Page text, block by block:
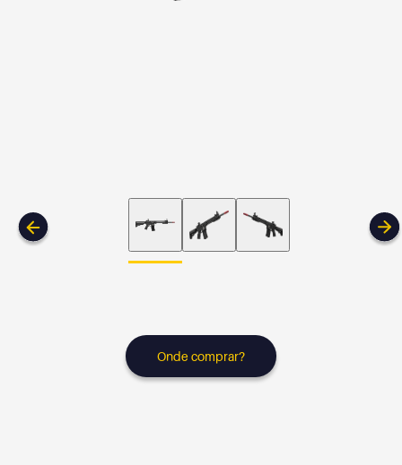
Onde comprar?